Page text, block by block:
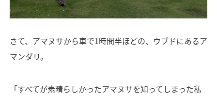
さて、アマヌサから車で1時間半ほどの、ウブドにあるア
マンダリ。
「すべてが素晴らしかったアマヌサを知ってしまった私